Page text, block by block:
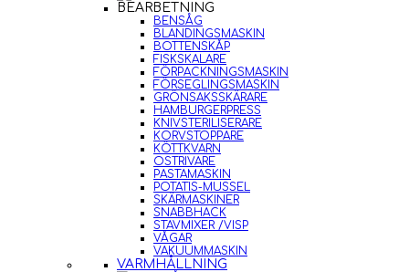
BEARBETNING
BENSÅG
BLANDINGSMASKIN
BOTTENSKÅP
FISKSKALARE
FÖRPACKNINGSMASKIN
FÖRSEGLINGSMASKIN
GRÖNSAKSSKÄRARE
HAMBURGERPRESS
KNIVSTERILISERARE
KORVSTOPPARE
KÖTTKVARN
OSTRIVARE
PASTAMASKIN
POTATIS-MUSSEL
SKÄRMASKINER
SNABBHACK
STAVMIXER /VISP
VÅGAR
VAKUUMMASKIN
VARMHÅLLNING